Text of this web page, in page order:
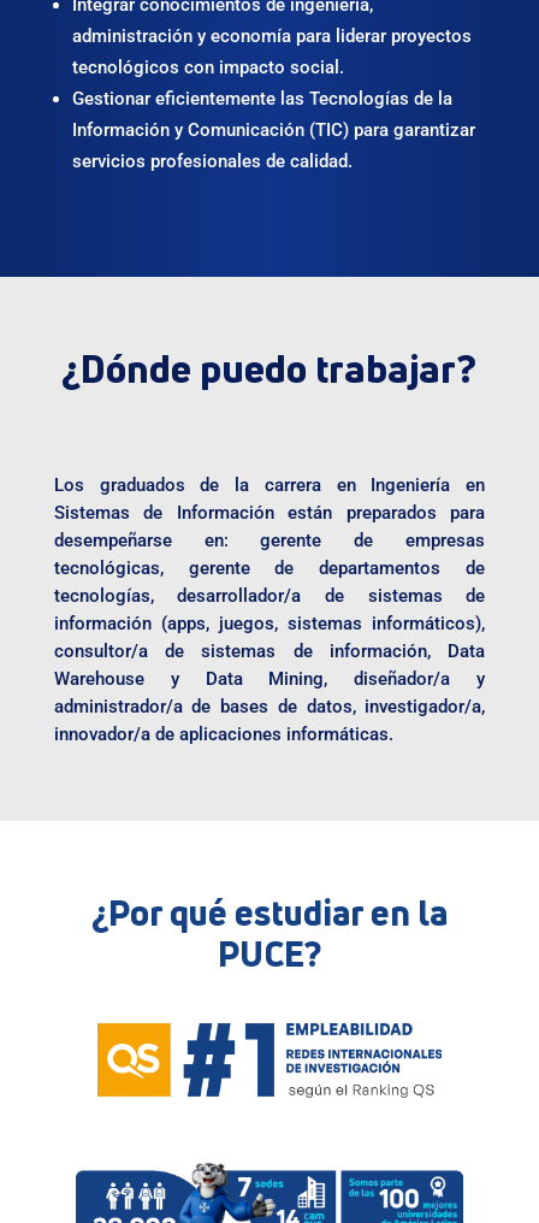
administración y economía para liderar proyectos
tecnológicos con impacto social.
Gestionar eficientemente las Tecnologías de la
Información y Comunicación (TIC) para garantizar
servicios profesionales de calidad.
¿Dónde puedo trabajar?
Los graduados de la carrera en Ingeniería en
Sistemas de Información están preparados para
desempeñarse en: gerente de empresas
tecnológicas, gerente de departamentos de
tecnologías, desarrollador/a de sistemas de
información (apps, juegos, sistemas informáticos),
consultor/a de sistemas de información, Data
Warehouse y Data Mining, diseñador/a y
administrador/a de bases de datos, investigador/a,
innovador/a de aplicaciones informáticas.
¿Por qué estudiar en la
PUCE?